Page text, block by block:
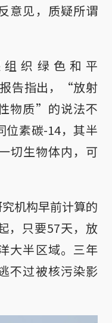
意见，质疑所谓
织绿色和平
报告指出，“放射
物质”的说法不
位素碳-14，其半
切生物体内，可
机构早前计算的
，只要57天，放
大半区域。三年
不过被核污染影